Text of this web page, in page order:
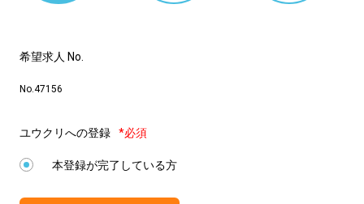
希望求人 No.
No.47156
ユウクリへの登録 *必須
本登録が完了している方